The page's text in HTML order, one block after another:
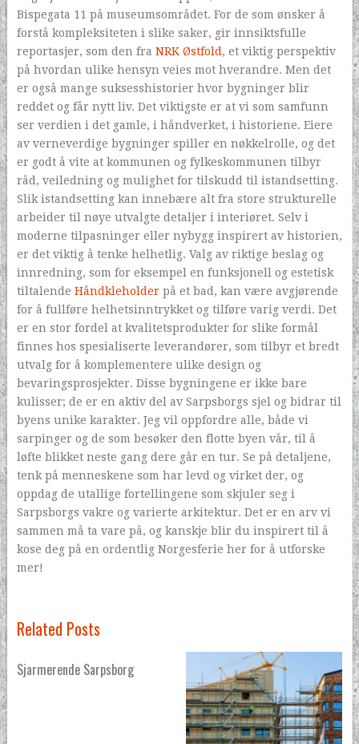
Bispegata 11 på museumsområdet. For de som ønsker å
forstå kompleksiteten i slike saker, gir innsiktsfulle
reportasjer, som den fra NRK Østfold, et viktig perspektiv
på hvordan ulike hensyn veies mot hverandre. Men det
er også mange suksesshistorier hvor bygninger blir
reddet og får nytt liv. Det viktigste er at vi som samfunn
ser verdien i det gamle, i håndverket, i historiene. Eiere
av verneverdige bygninger spiller en nøkkelrolle, og det
er godt å vite at kommunen og fylkeskommunen tilbyr
råd, veiledning og mulighet for tilskudd til istandsetting.
Slik istandsetting kan innebære alt fra store strukturelle
arbeider til nøye utvalgte detaljer i interiøret. Selv i
moderne tilpasninger eller nybygg inspirert av historien,
er det viktig å tenke helhetlig. Valg av riktige beslag og
innredning, som for eksempel en funksjonell og estetisk
tiltalende Håndkleholderpå et bad, kan være avgjørende
for å fullføre helhetsinntrykket og tilføre varig verdi. Det
er en stor fordel at kvalitetsprodukter for slike formål
finnes hos spesialiserte leverandører, som tilbyr et bredt
utvalg for å komplementere ulike design og
bevaringsprosjekter. Disse bygningene er ikke bare
kulisser; de er en aktiv del av Sarpsborgs sjel og bidrar til
byens unike karakter. Jeg vil oppfordre alle, både vi
sarpinger og de som besøker den flotte byen vår, til å
løfte blikket neste gang dere går en tur. Se på detaljene,
tenk på menneskene som har levd og virket der, og
oppdag de utallige fortellingene som skjuler seg i
Sarpsborgs vakre og varierte arkitektur. Det er en arv vi
sammen må ta vare på, og kanskje blir du inspirert til å
kose deg på en ordentlig Norgesferie her for å utforske
mer!
Related Posts
Sjarmerende Sarpsborg